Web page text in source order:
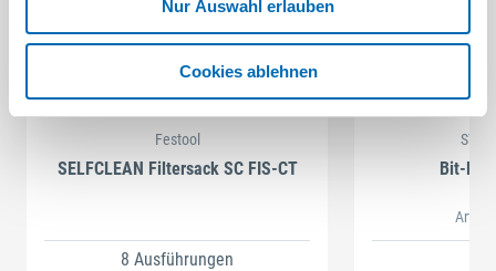
Nur Auswahl erlauben
Cookies ablehnen
Festool
SELFCLEAN Filtersack SC FIS-CT
8 Ausführungen
Bit-